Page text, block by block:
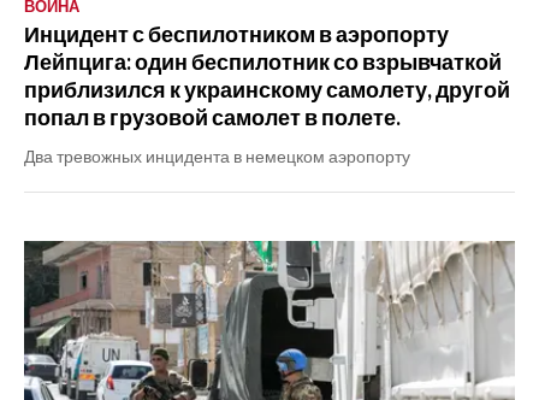
ВОЙНА
Инцидент с беспилотником в аэропорту
Лейпцига: один беспилотник со взрывчаткой
приблизился к украинскому самолету, другой
попал в грузовой самолет в полете.
Два тревожных инцидента в немецком аэропорту